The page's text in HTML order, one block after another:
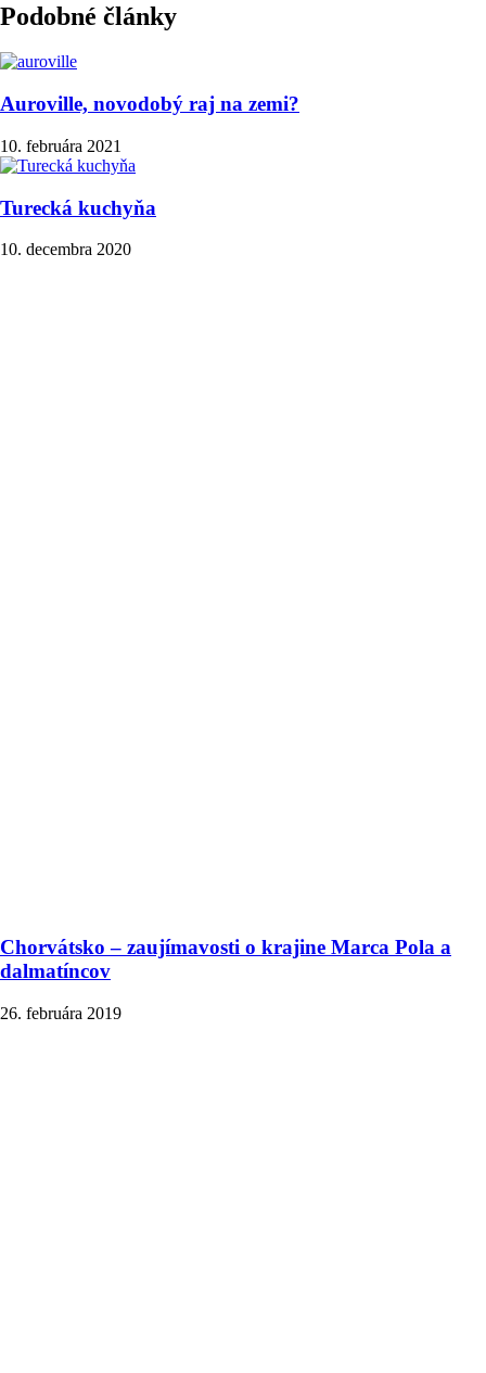
Podobné články
Auroville, novodobý raj na zemi?
10. februára 2021
Turecká kuchyňa
10. decembra 2020
Chorvátsko – zaujímavosti o krajine Marca Pola a
dalmatíncov
26. februára 2019